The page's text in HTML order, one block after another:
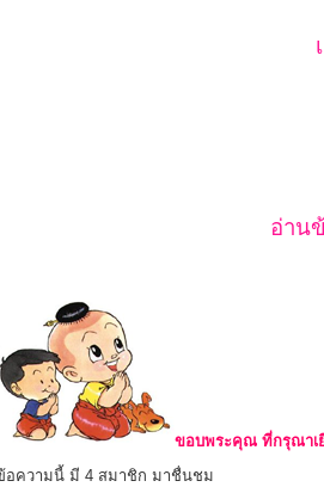
อ่าน
ขอบพระคุณ ที่กรุณาเ
อความนี้ มี 4 สมาชิก มาชื่นชม